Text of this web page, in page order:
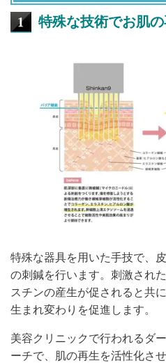
特殊な技術でお肌
特殊な器具を用いた手技で、
の刺鍼を行います。刺激され
スチンの産生が促されると共
生まれ変わりを促進します。
美容クリニックで行われるダ
ーチで、肌の再生を活性化させ